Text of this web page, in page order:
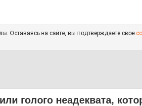
Оставаясь на сайте, вы подтверждаете свое
голого неадеквата,